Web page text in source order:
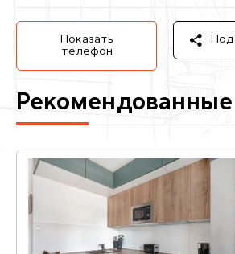
Показать
телефон